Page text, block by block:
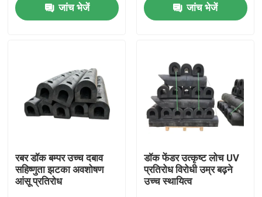
वीडियो
हमारे बारे में
कारखाना भ्रमण
जांच भेजें जांच भेजें
रबर डॉक बम्पर उच्च दबाव
सहिष्णुता झटका अवशोषण
आंसू प्रतिरोध
डॉक फेंडर उत्कृष्ट लोच UV
प्रतिरोध विरोधी उम्र बढ़ने
उच्च स्थायित्व